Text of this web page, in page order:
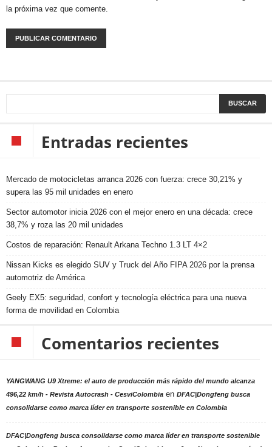
la próxima vez que comente.
Entradas recientes
Mercado de motocicletas arranca 2026 con fuerza: crece 30,21% y
supera las 95 mil unidades en enero
Sector automotor inicia 2026 con el mejor enero en una década: crece
38,7% y roza las 20 mil unidades
Costos de reparación: Renault Arkana Techno 1.3 LT 4×2
Nissan Kicks es elegido SUV y Truck del Año FIPA 2026 por la prensa
automotriz de América
Geely EX5: seguridad, confort y tecnología eléctrica para una nueva
forma de movilidad en Colombia
Comentarios recientes
YANGWANG U9 Xtreme: el auto de producción más rápido del mundo alcanza
496,22 km/h - Revista Autocrash - CesviColombia en DFAC|Dongfeng busca
consolidarse como marca líder en transporte sostenible en Colombia
DFAC|Dongfeng busca consolidarse como marca líder en transporte sostenible